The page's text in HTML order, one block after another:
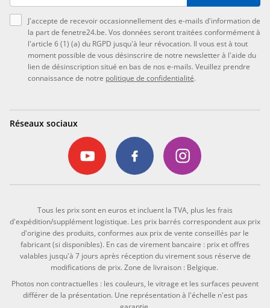
J'accepte de recevoir occasionnellement des e-mails d'information de
la part de fenetre24.be. Vos données seront traitées conformément à
l'article 6 (1) (a) du RGPD jusqu'à leur révocation. Il vous est à tout
moment possible de vous désinscrire de notre newsletter à l'aide du
lien de désinscription situé en bas de nos e-mails. Veuillez prendre
connaissance de notre politique de confidentialité.
Réseaux sociaux
Tous les prix sont en euros et incluent la TVA, plus les frais
d'expédition/supplément logistique. Les prix barrés correspondent aux prix
d'origine des produits, conformes aux prix de vente conseillés par le
fabricant (si disponibles). En cas de virement bancaire : prix et offres
valables jusqu'à 7 jours après réception du virement sous réserve de
modifications de prix. Zone de livraison : Belgique.
Photos non contractuelles : les couleurs, le vitrage et les surfaces peuvent
différer de la présentation. Une représentation à l'échelle n'est pas